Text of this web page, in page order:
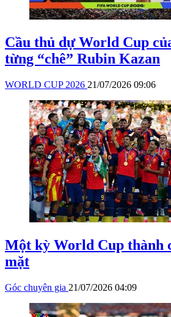
Cầu thủ dự World Cup
từng “chê” Rubin Kazan
WORLD CUP 2026 21/07/2026 09:06
Một kỳ World Cup thành
mặt
Góc chuyên gia 21/07/2026 04:09